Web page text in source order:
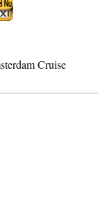
Cruise